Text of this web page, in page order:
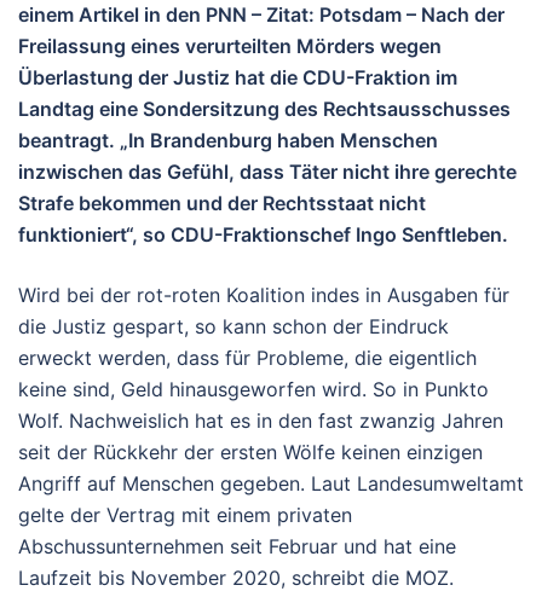
einem Artikel in den PNN – Zitat: Potsdam – Nach der
Freilassung eines verurteilten Mörders wegen
Überlastung der Justiz hat die CDU-Fraktion im
Landtag eine Sondersitzung des Rechtsausschusses
beantragt. „In Brandenburg haben Menschen
inzwischen das Gefühl, dass Täter nicht ihre gerechte
Strafe bekommen und der Rechtsstaat nicht
funktioniert“, so CDU-Fraktionschef Ingo Senftleben.
Wird bei der rot-roten Koalition indes in Ausgaben für
die Justiz gespart, so kann schon der Eindruck
erweckt werden, dass für Probleme, die eigentlich
keine sind, Geld hinausgeworfen wird. So in Punkto
Wolf. Nachweislich hat es in den fast zwanzig Jahren
seit der Rückkehr der ersten Wölfe keinen einzigen
Angriff auf Menschen gegeben. Laut Landesumweltamt
gelte der Vertrag mit einem privaten
Abschussunternehmen seit Februar und hat eine
Laufzeit bis November 2020, schreibt die MOZ.